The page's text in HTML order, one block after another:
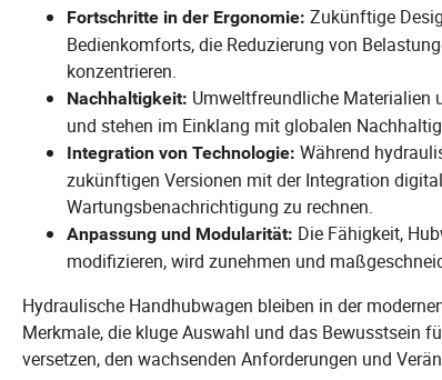
Fortschritte in der Ergonomie: Zukünftige
Bedienkomforts, die Reduzierung von
konzentrieren.
Nachhaltigkeit: Umweltfreundliche Materialien
und stehen im Einklang mit globalen
Integration von Technologie: Während
zukünftigen Versionen mit der Integration
Wartungsbenachrichtigung zu rechnen.
Anpassung und Modularität: Die Fähigkeit,
modifizieren, wird zunehmen und
Hydraulische Handhubwagen bleiben in der
Merkmale, die kluge Auswahl und das Bewusstsein
versetzen, den wachsenden Anforderungen und